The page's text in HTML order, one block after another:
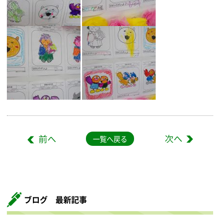
一覧へ戻る
ブログ 最新記事